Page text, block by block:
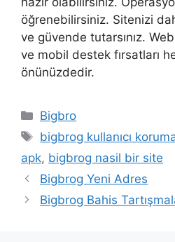
öğrenebilirsiniz. Sitenizi daha
ve güvende tutarsınız.
ve mobil destek fırsatları
önünüzdedir.
Kategoriler
Bigbro
Etiketler
bigbrog kullanıcı
apk, bigbrog nasil bir site
Bigbrog Yeni Adres
Bigbrog Bahis